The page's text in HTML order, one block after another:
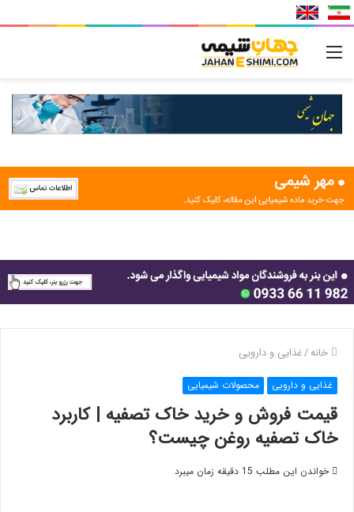
خانه/غذایی و دارویی
غذایی و دارویی محصولات شیمیایی
قیمت فروش و خرید خاک تصفیه | کاربرد
خاک تصفیه روغن چیست؟
خواندن این مطلب 15 دقیقه زمان میبرد